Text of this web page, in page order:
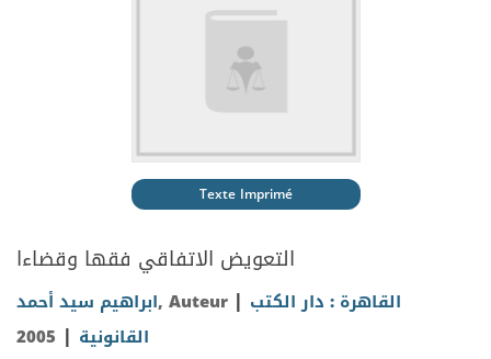
Texte Imprimé
التعويض الاتفاقي فقها وقضاءا
ابراهيم سيد أحمد, Auteur | القاهرة : دار الكتب
القانونية |
2005